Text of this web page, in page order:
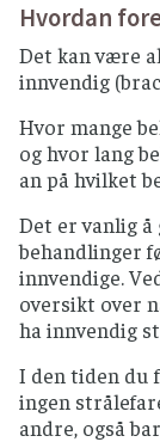
Hvordan
Det kan være
innvendig
Hvor mange
og hvor lang
an på hvilket
Det er vanlig
behandlinger
innvendige.
oversikt over
ha innvendig
I den tiden du
ingen
andre, også